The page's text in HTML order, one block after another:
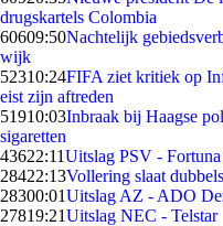
drugskartels Colombia
60609:50Nachtelijk
wijk
52310:24FIFA ziet kritiek op
eist zijn aftreden
51910:03Inbraak bij Haagse
sigaretten
43622:11Uitslag PSV - Fortuna
28422:13Vollering slaat
28300:01Uitslag AZ - ADO
27819:21Uitslag NEC - Telstar